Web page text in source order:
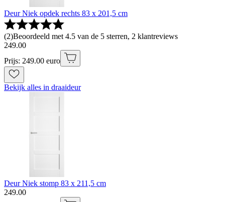
Deur Niek opdek rechts 83 x 201,5 cm
(2)Beoordeeld met 4.5 van de 5 sterren, 2 klantreviews
249.00
Prijs: 249.00 euro
Bekijk alles in draaideur
Deur Niek stomp 83 x 211,5 cm
249.00